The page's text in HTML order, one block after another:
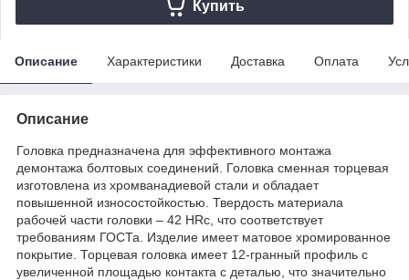
Купить
Описание Характеристики Доставка Оплата
Описание
Головка предназначена для эффективного монтажа
демонтажа болтовых соединений. Головка сменная торцевая
изготовлена из хромванадиевой стали и обладает
повышенной износостойкостью. Твердость материала
рабочей части головки – 42 HRс, что соответствует
требованиям ГОСТа. Изделие имеет матовое хромированное
покрытие. Торцевая головка имеет 12-гранный профиль с
увеличенной площадью контакта с деталью, что значительно